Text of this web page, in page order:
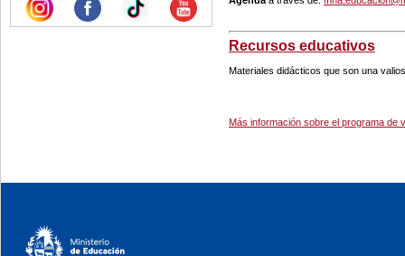
Recursos educativos
Materiales didácticos que son una
Más información sobre el programa de